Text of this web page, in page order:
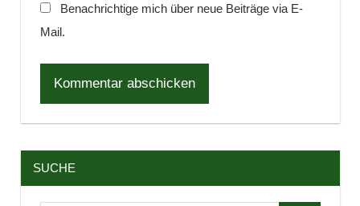
Benachrichtige mich über neue Beiträge via E-
Mail.
SUCHE